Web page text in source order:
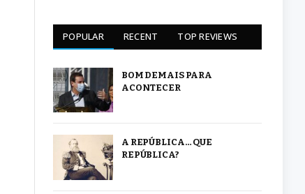
POPULAR RECENT TOP REVIEWS
BOM DEMAIS PARA
ACONTECER
A REPÚBLICA… QUE
REPÚBLICA?